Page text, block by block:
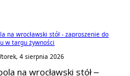
na wrocławski stół - zaproszenie do
w targu żywności
4 sierpnia 2026
na wrocławski stół –